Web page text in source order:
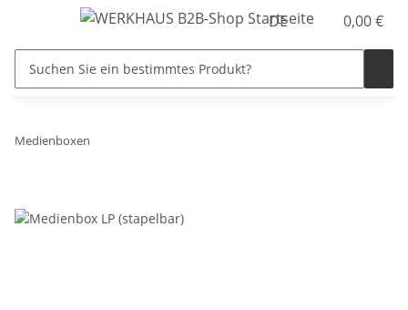
DE 0,00 €
Medienboxen